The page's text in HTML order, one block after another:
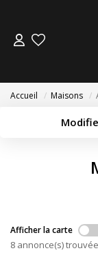
Accueil Maisons
Créer une
Afficher la carte
8 annonce(s)